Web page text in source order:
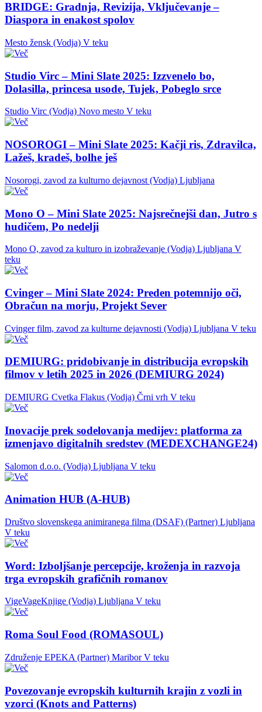
BRIDGE: Gradnja, Revizija, Vključevanje –
Diaspora in enakost spolov
Mesto žensk (Vodja) V teku
Studio Virc – Mini Slate 2025: Izzvenelo bo,
Dolasilla, princesa usode, Tujek, Pobeglo srce
Studio Virc (Vodja) Novo mesto V teku
NOSOROGI – Mini Slate 2025: Kačji ris, Zdravilca,
Lažeš, kradeš, bolhe ješ
Nosorogi, zavod za kulturno dejavnost (Vodja) Ljubljana
Mono O – Mini Slate 2025: Najsrečnejši dan, Jutro s
hudičem, Po nedelji
Mono O, zavod za kulturo in izobraževanje (Vodja) Ljubljana V
teku
Cvinger – Mini Slate 2024: Preden potemnijo oči,
Obračun na morju, Projekt Sever
Cvinger film, zavod za kulturne dejavnosti (Vodja) Ljubljana V teku
DEMIURG: pridobivanje in distribucija evropskih
filmov v letih 2025 in 2026 (DEMIURG 2024)
DEMIURG Cvetka Flakus (Vodja) Črni vrh V teku
Inovacije prek sodelovanja medijev: platforma za
izmenjavo digitalnih sredstev (MEDEXCHANGE24)
Salomon d.o.o. (Vodja) Ljubljana V teku
Animation HUB (A-HUB)
Društvo slovenskega animiranega filma (DSAF) (Partner) Ljubljana
V teku
Word: Izboljšanje percepcije, kroženja in razvoja
trga evropskih grafičnih romanov
VigeVageKnjige (Vodja) Ljubljana V teku
Roma Soul Food (ROMASOUL)
Združenje EPEKA (Partner) Maribor V teku
Povezovanje evropskih kulturnih krajin z vozli in
vzorci (Knots and Patterns)